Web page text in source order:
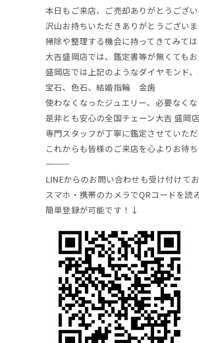
本日もご来店、ご売却ありがとうござ
沢山お持ちいただきありがとうござい
掃除や整理する機会に持ってきてみて
大吉盛岡店では、鑑定書等が無くても
盛岡店では上記のようなダイヤモンド
宝石、色石、結婚指輪 金歯
使わなくなったジュエリー、必要なく
是非とも安心の全国チェーン大吉 盛岡
専門スタッフが丁寧に鑑定させていた
これからも皆様のご来店を心よりお待ち
―――――――
LINEからのお問い合わせも受け付けて
スマホ・携帯のカメラでQRコードを読
簡単登録が可能です！↓